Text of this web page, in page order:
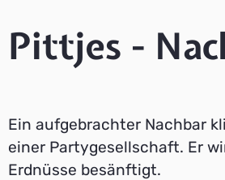
Pittjes -
Ein aufgebrachter Nachbar
einer Partygesellschaft. Er
Erdnüsse besänftigt.